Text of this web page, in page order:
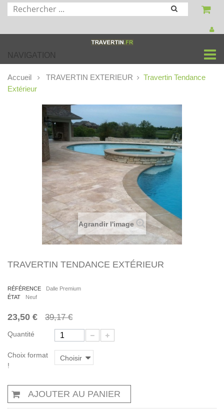
NAVIGATION
Accueil TRAVERTIN EXTERIEUR
Travertin Tendance
Extérieur
Agrandir l'image
TRAVERTIN TENDANCE EXTÉRIEUR
RÉFÉRENCE
Dalle Premium
ÉTAT
Neuf
23,50 € 39,17 €
Quantité
Choix format
!
Choisir
AJOUTER AU PANIER